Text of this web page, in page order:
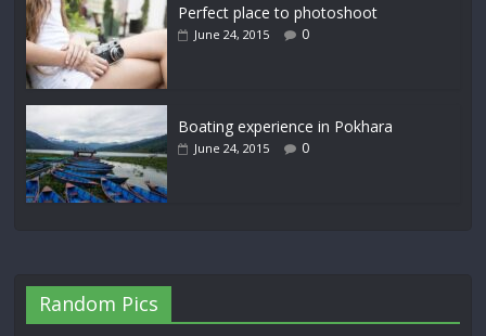
Perfect place to photoshoot
June 24, 2015 0
Boating experience in Pokhara
June 24, 2015 0
Random Pics